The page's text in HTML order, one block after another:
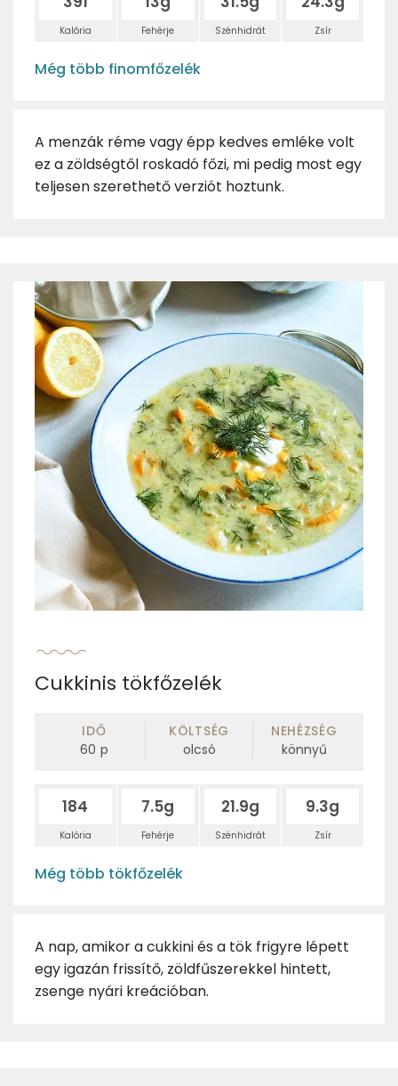
Kalória Fehérje Szénhidrát Zsír
Még több finomfőzelék
A menzák réme vagy épp kedves emléke volt
ez a zöldségtől roskadó főzi, mi pedig most egy
teljesen szerethető verziót hoztunk.
Cukkinis tökfőzelék
IDŐ
60 p
KÖLTSÉG
olcsó
NEHÉZSÉG
könnyű
184
Kalória
7.5g
Fehérje
21.9g
Szénhidrát
9.3g
Zsír
Még több tökfőzelék
A nap, amikor a cukkini és a tök frigyre lépett
egy igazán frissítő, zöldfűszerekkel hintett,
zsenge nyári kreációban.